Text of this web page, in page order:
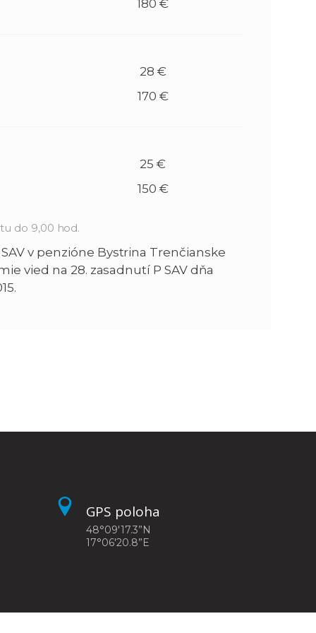
180 €
28 €
170 €
25 €
150 €
do 9,00 hod.
v penzióne Bystrina Trenčianske
vied na 28. zasadnutí P SAV dňa
GPS poloha
48°09'17.3”N
17°06'20.8”E